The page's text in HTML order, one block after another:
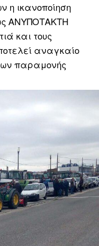
η ικανοποίηση
ΑΝΥΠΟΤΑΚΤΗ
και τους
αναγκαίο
παραμονής